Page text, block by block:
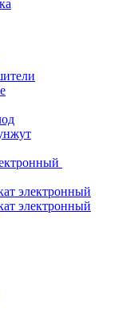
электронный
электронный